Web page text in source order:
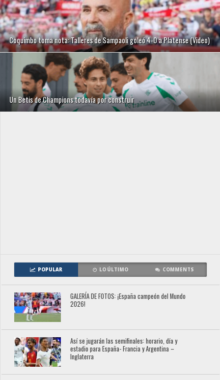
Coquimbo toma nota: Talleres de Sampaoli goleó 4-0 a Platense (Video)
Un Betis de Champions todavía por construir
POPULAR LO ÚLTIMO COMMENTS
GALERÍA DE FOTOS: ¡España campeón del Mundo
2026!
Así se jugarán las semifinales: horario, día y
estadio para España- Francia y Argentina –
Inglaterra